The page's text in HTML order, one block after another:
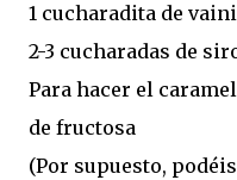
1 cucharadita de
2-3 cucharadas de
Para hacer el
de fructosa
(Por supuesto,